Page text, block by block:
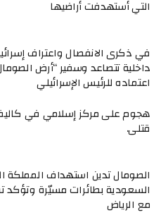
التي أستهدفت أراضيها
في ذكرى الانفصال واعتراف
داخلية تتصاعد وسفير “أرض
اعتماده للرئيس الإسرائيلي
قتلى.
الصومال تدين استهداف المملكة
السعودية بطائرات مسيّرة وتؤكد
مع الرياض